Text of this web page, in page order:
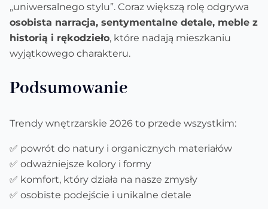
„uniwersalnego stylu”. Coraz większą rolę odgrywa
osobista narracja, sentymentalne detale, meble z
historią i rękodzieło, które nadają mieszkaniu
wyjątkowego charakteru.
Podsumowanie
Trendy wnętrzarskie 2026 to przede wszystkim:
✅ powrót do natury i organicznych materiałów
✅ odważniejsze kolory i formy
✅ komfort, który działa na nasze zmysły
✅ osobiste podejście i unikalne detale